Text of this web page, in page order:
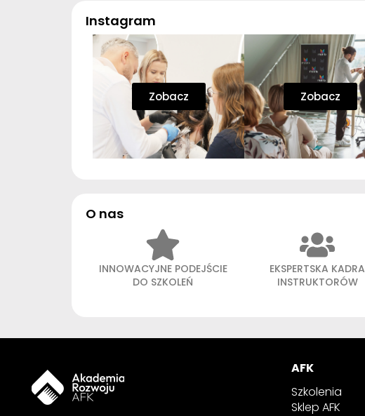
Instagram
Zobacz Zobacz
O nas
INNOWACYJNE PODEJŚCIE
DO SZKOLEŃ
EKSPERTSKA KADRA
INSTRUKTORÓW
AFK
Szkolenia
Sklep AFK